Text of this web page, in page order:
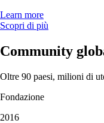
Learn more
Scopri di più
Community
Oltre 90 paesi, milioni di
Fondazione
2016